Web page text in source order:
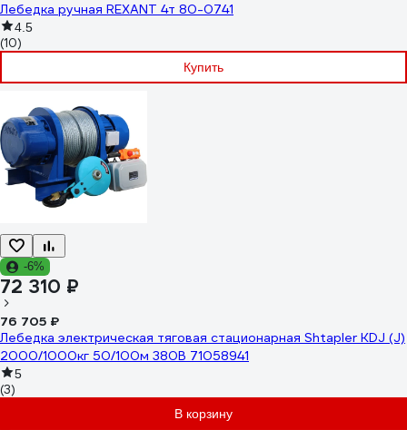
Лебедка ручная REXANT 4т 80-0741
4.5
(10)
Купить
-6%
72 310 ₽
76 705 ₽
Лебедка электрическая тяговая стационарная Shtapler KDJ (J)
2000/1000кг 50/100м 380В 71058941
5
(3)
В корзину